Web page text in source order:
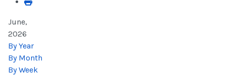
June,
2026
By Year
By Month
By Week